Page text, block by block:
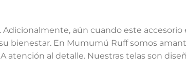
aún cuando este
bienestar. En Mumumú Ruff somos
atención al detalle. Nuestras telas son